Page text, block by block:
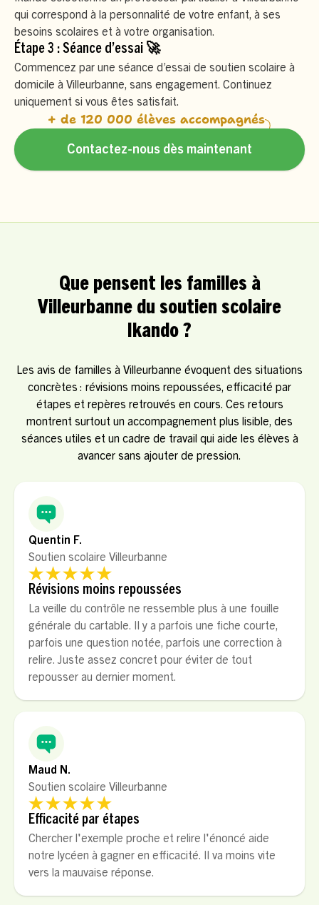
qui correspond à la personnalité de votre enfant, à ses
besoins scolaires et à votre organisation.
Étape 3 : Séance d’essai 🚀
Commencez par une séance d’essai de soutien scolaire à
domicile à Villeurbanne, sans engagement. Continuez
uniquement si vous êtes satisfait.
+ de 120 000 élèves accompagnés
Contactez-nous dès maintenant
Que pensent les familles à
Villeurbanne du soutien scolaire
Ikando ?
Les avis de familles à Villeurbanne évoquent des situations
concrètes : révisions moins repoussées, efficacité par
étapes et repères retrouvés en cours. Ces retours
montrent surtout un accompagnement plus lisible, des
séances utiles et un cadre de travail qui aide les élèves à
avancer sans ajouter de pression.
Quentin F.
Soutien scolaire Villeurbanne
Révisions moins repoussées
La veille du contrôle ne ressemble plus à une fouille
générale du cartable. Il y a parfois une fiche courte,
parfois une question notée, parfois une correction à
relire. Juste assez concret pour éviter de tout
repousser au dernier moment.
Maud N.
Soutien scolaire Villeurbanne
Efficacité par étapes
Chercher l'exemple proche et relire l'énoncé aide
notre lycéen à gagner en efficacité. Il va moins vite
vers la mauvaise réponse.